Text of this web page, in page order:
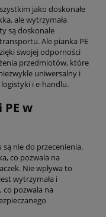
jako doskonałe
ale wytrzymała
są doskonale
Ale pianka PE
swojej odporności
przedmiotów, które
uniwersalny i
i e-handlu.
w
nie do przecenienia.
co pozwala na
Nie wpływa to
wytrzymała i
co pozwala na